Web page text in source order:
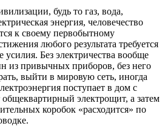
будь то газ, вода,
энергия, человечество
к своему первобытному
любого результата требуется
Без электричества вообще
из привычных приборов, без него
выйти в мировую сеть, иногда
поступает в дом с
электрощит, а затем
коробок «расходится» по